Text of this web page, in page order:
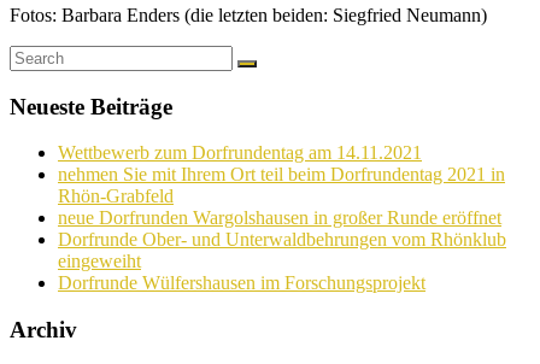
Fotos: Barbara Enders (die letzten beiden: Siegfried Neumann)
Neueste Beiträge
Wettbewerb zum Dorfrundentag am 14.11.2021
nehmen Sie mit Ihrem Ort teil beim Dorfrundentag 2021 in
Rhön-Grabfeld
neue Dorfrunden Wargolshausen in großer Runde eröffnet
Dorfrunde Ober- und Unterwaldbehrungen vom Rhönklub
eingeweiht
Dorfrunde Wülfershausen im Forschungsprojekt
Archiv